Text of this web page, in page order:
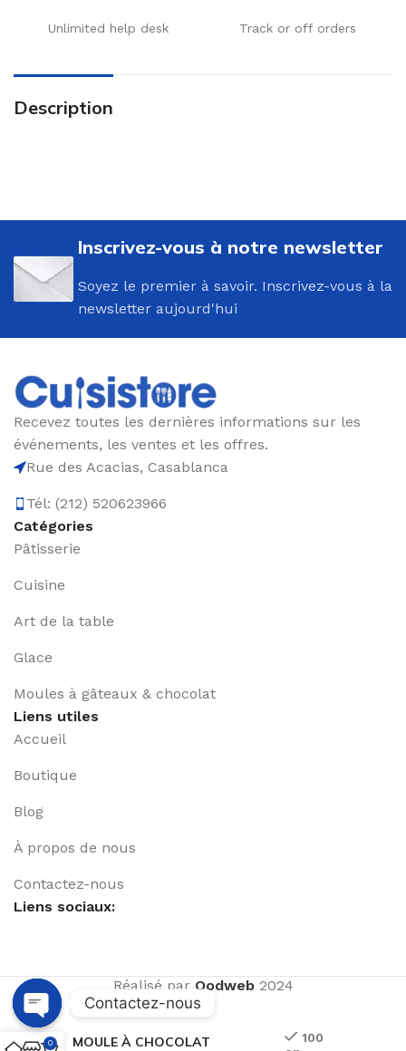
Unlimited help desk Track or off orders
Description
Inscrivez-vous à notre newsletter
Soyez le premier à savoir. Inscrivez-vous à la
newsletter aujourd'hui
Recevez toutes les dernières informations sur les
événements, les ventes et les offres.
Rue des Acacias, Casablanca
Tél: (212) 520623966
Catégories
Pâtisserie
Cuisine
Art de la table
Glace
Moules à gâteaux & chocolat
Liens utiles
Accueil
Boutique
Blog
À propos de nous
Contactez-nous
Liens sociaux:
Réalisé par Qodweb2024
MOULE À CHOCOLAT
100
0
Contactez-nous
Open